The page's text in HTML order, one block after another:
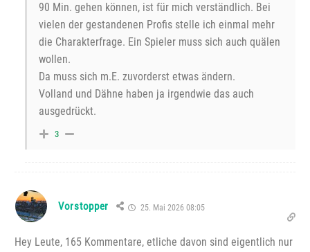
90 Min. gehen können, ist für mich verständlich. Bei
vielen der gestandenen Profis stelle ich einmal mehr
die Charakterfrage. Ein Spieler muss sich auch quälen
wollen.
Da muss sich m.E. zuvorderst etwas ändern.
Volland und Dähne haben ja irgendwie das auch
ausgedrückt.
3
Vorstopper 25. Mai 2026 08:05
Hey Leute, 165 Kommentare, etliche davon sind eigentlich nur